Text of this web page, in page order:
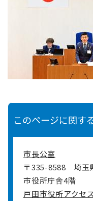
このページに関す
市長公室
〒335-8588
埼玉
市役所庁舎4階
戸田市役所アクセ